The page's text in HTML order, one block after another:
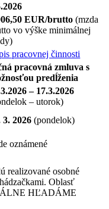
EUR/brutto(mzda
vo výške minimálnej
pracovnej činnosti
pracovná zmluva s
predĺženia
– 17.3.2026
– utorok)
3. 2026(pondelok)
oznámené
realizované osobné
Oblasť
HĽADÁME